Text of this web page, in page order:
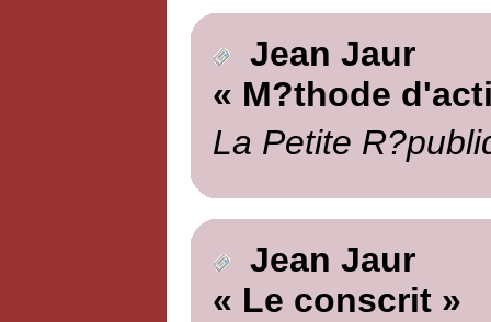
Jean Jaur
« M?thode
La Petite
Jean Jaur
« Le conscrit »